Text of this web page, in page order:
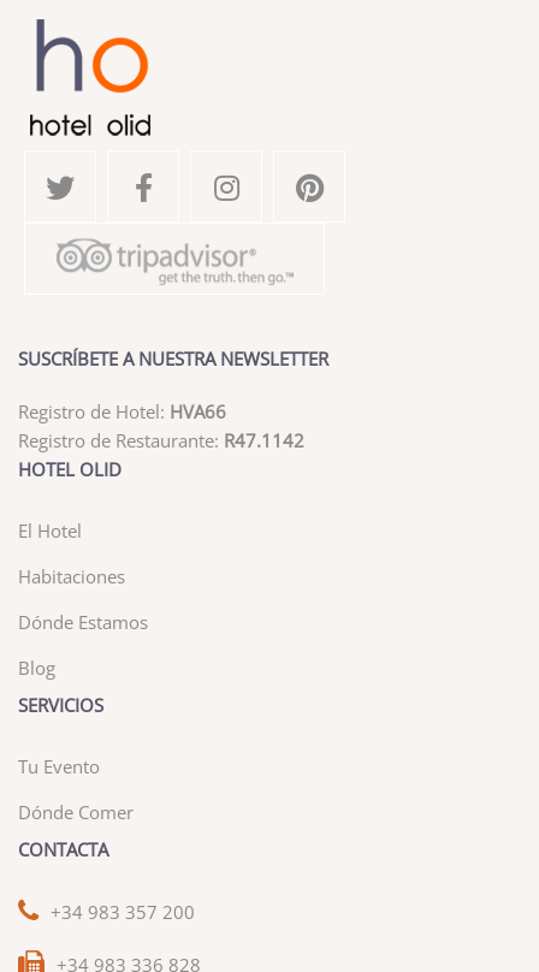
SUSCRÍBETE A NUESTRA NEWSLETTER
Registro de Hotel: HVA66
Registro de Restaurante: R47.1142
HOTEL OLID
El Hotel
Habitaciones
Dónde Estamos
Blog
SERVICIOS
Tu Evento
Dónde Comer
CONTACTA
+34 983 357 200
+34 983 336 828